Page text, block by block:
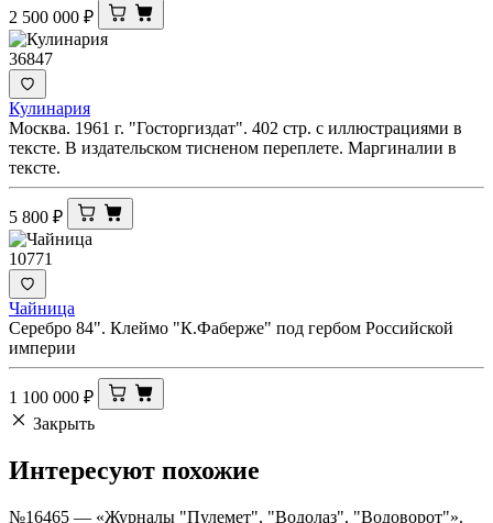
2 500 000 ₽
36847
Кулинария
Москва. 1961 г. "Госторгиздат". 402 стр. с иллюстрациями в
тексте. В издательском тисненом переплете. Маргиналии в
тексте.
5 800 ₽
10771
Чайница
Серебро 84". Клеймо "К.Фаберже" под гербом Российской
империи
1 100 000 ₽
Закрыть
Интересуют похожие
№16465 — «Журналы "Пулемет", "Водолаз", "Водоворот"».